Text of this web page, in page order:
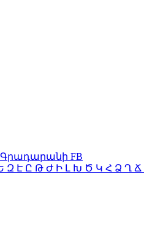
Գրադարանի FB
Զ Է Ը Թ Ժ Ի Լ Խ Ծ Կ Հ Ձ Ղ Ճ